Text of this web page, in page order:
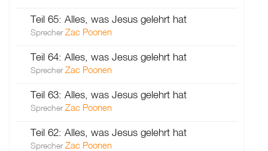
Teil 65: Alles, was Jesus gelehrt hat
SprecherZac Poonen
Teil 64: Alles, was Jesus gelehrt hat
SprecherZac Poonen
Teil 63: Alles, was Jesus gelehrt hat
SprecherZac Poonen
Teil 62: Alles, was Jesus gelehrt hat
SprecherZac Poonen